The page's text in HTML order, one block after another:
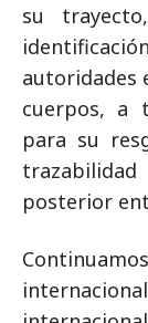
su
autoridades
cuerpos, a
para su
posterior